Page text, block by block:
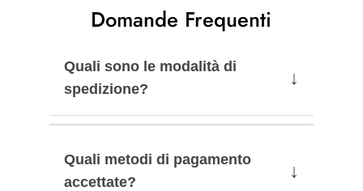
Domande Frequenti
Quali sono le modalità di
spedizione?
↓
Quali metodi di pagamento
accettate?
↓